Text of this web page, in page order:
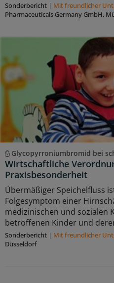
Sonderbericht | Mit freundlicher
Pharmaceuticals Germany GmbH,
Glycopyrroniumbromid bei
Wirtschaftliche
Praxisbesonderheit
Übermäßiger Speichelfluss
Folgesymptom einer
medizinischen und sozialen
betroffenen Kinder und
Sonderbericht | Mit freundlicher
Düsseldorf